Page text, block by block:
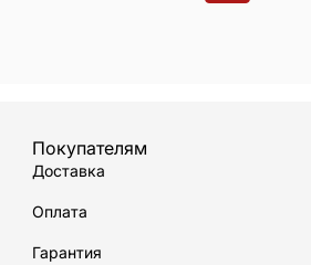
Покупателям
Доставка
Оплата
Гарантия